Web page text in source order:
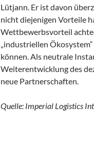
Lütjann. Er ist davon
nicht diejenigen Vorteile
Wettbewerbsvorteil
„industriellen
können. Als neutrale
Weiterentwicklung des
neue Partnerschaften.
Quelle: Imperial Logistics